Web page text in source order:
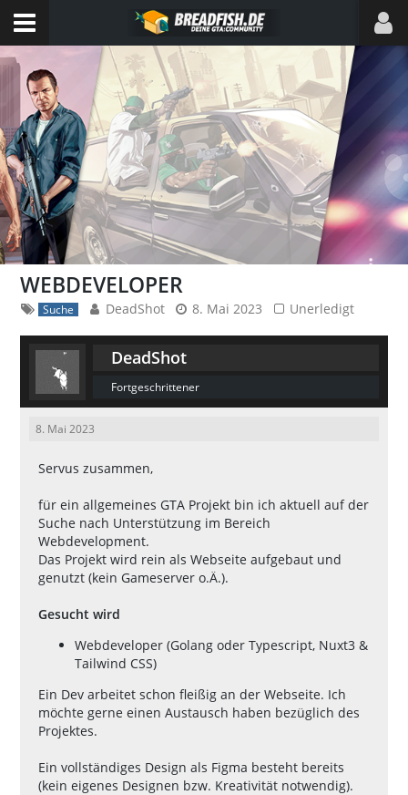
WEBDEVELOPER
Suche DeadShot 8. Mai 2023 Unerledigt
DeadShot
Fortgeschrittener
8. Mai 2023
Servus zusammen,
für ein allgemeines GTA Projekt bin ich aktuell auf der
Suche nach Unterstützung im Bereich
Webdevelopment.
Das Projekt wird rein als Webseite aufgebaut und
genutzt (kein Gameserver o.Ä.).
Gesucht wird
Webdeveloper (Golang oder Typescript, Nuxt3 &
Tailwind CSS)
Ein Dev arbeitet schon fleißig an der Webseite. Ich
möchte gerne einen Austausch haben bezüglich des
Projektes.
Ein vollständiges Design als Figma besteht bereits
(kein eigenes Designen bzw. Kreativität notwendig).